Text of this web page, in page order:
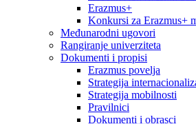
Erazmus+
Konkursi za Erazmus+
Međunarodni ugovori
Rangiranje univerziteta
Dokumenti i propisi
Erazmus povelja
Strategija
Strategija mobilnosti
Pravilnici
Dokumenti i obrasci